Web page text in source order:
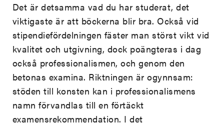
Det är detsamma vad du har studerat, det
viktigaste är att böckerna blir bra. Också vid
stipendiefördelningen fäster man störst vikt vid
kvalitet och utgivning, dock poängteras i dag
också professionalismen, och genom den
betonas examina. Riktningen är ogynnsam:
stöden till konsten kan i professionalismens
namn förvandlas till en förtäckt
examensrekommendation. I det